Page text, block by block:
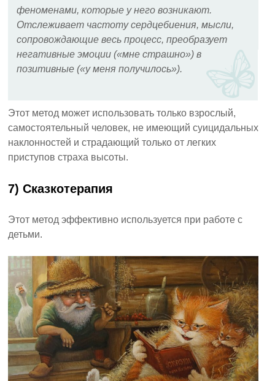
феноменами, которые у него возникают.
Отслеживает частоту сердцебиения, мысли,
сопровождающие весь процесс, преобразует
негативные эмоции («мне страшно») в
позитивные («у меня получилось»).
Этот метод может использовать только взрослый,
самостоятельный человек, не имеющий суицидальных
наклонностей и страдающий только от легких
приступов страха высоты.
7) Сказкотерапия
Этот метод эффективно используется при работе с
детьми.